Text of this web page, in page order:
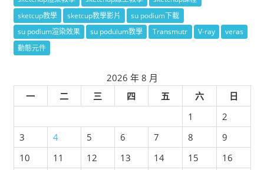
sketcup教學
sketcup教學影片
su podium下載
su podium渲染效果
su poduium教學 Transmutr V-ray
veras
動態元件
2026 年 8 月
一
二 三 四 五 六
日
1
2
3
4 5 6 7 8
9
10
11 12 13 14 15
16